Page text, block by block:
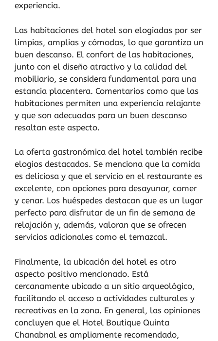
experiencia.
Las habitaciones del hotel son elogiadas por ser
limpias, amplias y cómodas, lo que garantiza un
buen descanso. El confort de las habitaciones,
junto con el diseño atractivo y la calidad del
mobiliario, se considera fundamental para una
estancia placentera. Comentarios como que las
habitaciones permiten una experiencia relajante
y que son adecuadas para un buen descanso
resaltan este aspecto.
La oferta gastronómica del hotel también recibe
elogios destacados. Se menciona que la comida
es deliciosa y que el servicio en el restaurante es
excelente, con opciones para desayunar, comer
y cenar. Los huéspedes destacan que es un lugar
perfecto para disfrutar de un fin de semana de
relajación y, además, valoran que se ofrecen
servicios adicionales como el temazcal.
Finalmente, la ubicación del hotel es otro
aspecto positivo mencionado. Está
cercanamente ubicado a un sitio arqueológico,
facilitando el acceso a actividades culturales y
recreativas en la zona. En general, las opiniones
concluyen que el Hotel Boutique Quinta
Chanabnal es ampliamente recomendado,